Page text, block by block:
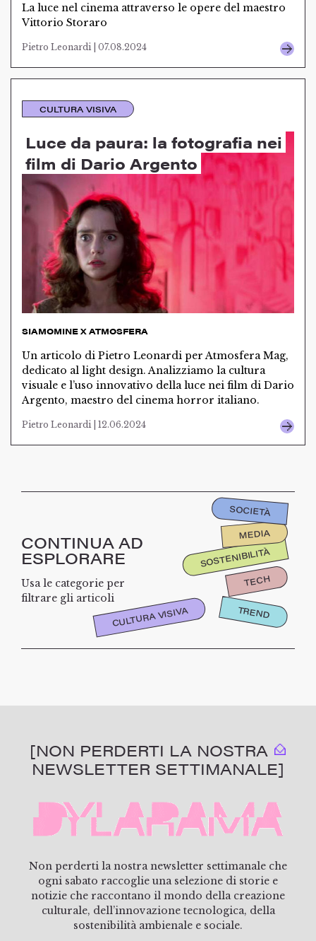
La luce nel cinema attraverso le opere del maestro
Vittorio Storaro
Pietro Leonardi | 07.08.2024
CULTURA VISIVA
Luce da paura: la fotografia nei
film di Dario Argento
SIAMOMINE X ATMOSFERA
Un articolo di Pietro Leonardi per Atmosfera Mag,
dedicato al light design. Analizziamo la cultura
visuale e l’uso innovativo della luce nei film di Dario
Argento, maestro del cinema horror italiano.
Pietro Leonardi | 12.06.2024
CONTINUA AD
ESPLORARE
Usa le categorie per
filtrare gli articoli
SOSTENIBILITÀ
TECH
MEDIA
CULTURA VISIVA
SOCIETÀ
TREND
[NON PERDERTI LA NOSTRA
NEWSLETTER SETTIMANALE]
Non perderti la nostra newsletter settimanale che
ogni sabato raccoglie una selezione di storie e
notizie che raccontano il mondo della creazione
culturale, dell’innovazione tecnologica, della
sostenibilità ambienale e sociale.